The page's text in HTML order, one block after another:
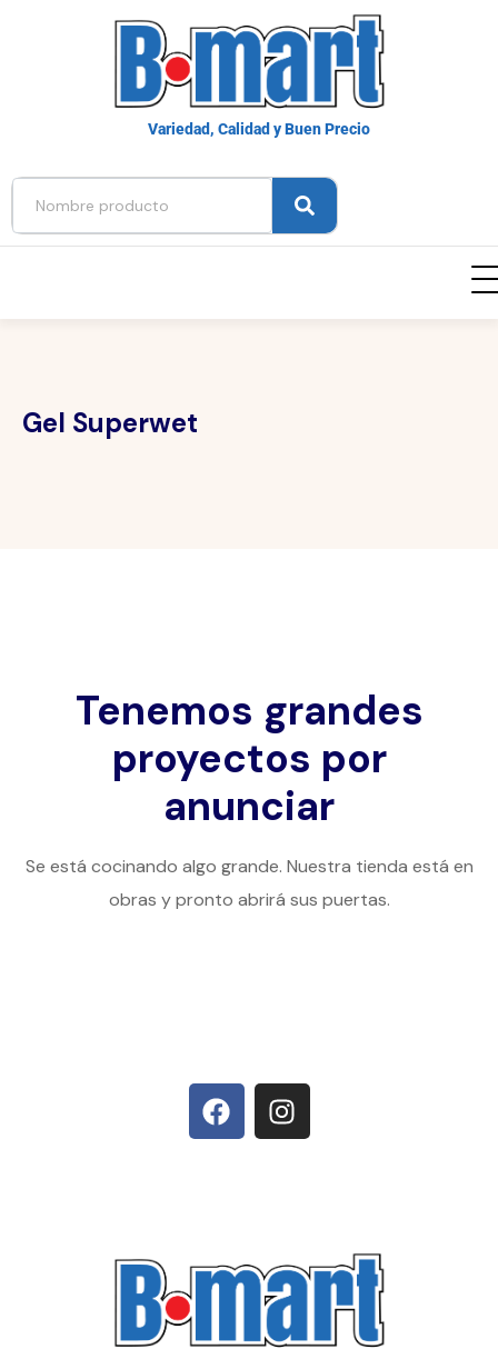
Variedad, Calidad y Buen Precio
Gel Superwet
Tenemos grandes
proyectos por
anunciar
Se está cocinando algo grande. Nuestra tienda está en
obras y pronto abrirá sus puertas.